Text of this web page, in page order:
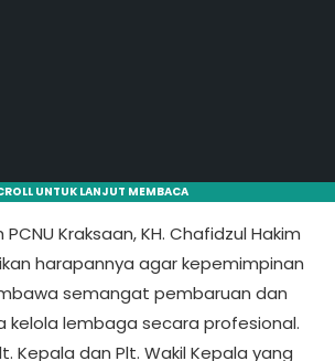
UNTUK LANJUT MEMBACA
Kraksaan, KH. Chafidzul Hakim
harapannya agar kepemimpinan
semangat pembaruan dan
lembaga secara profesional.
Kepala dan Plt. Wakil Kepala yang